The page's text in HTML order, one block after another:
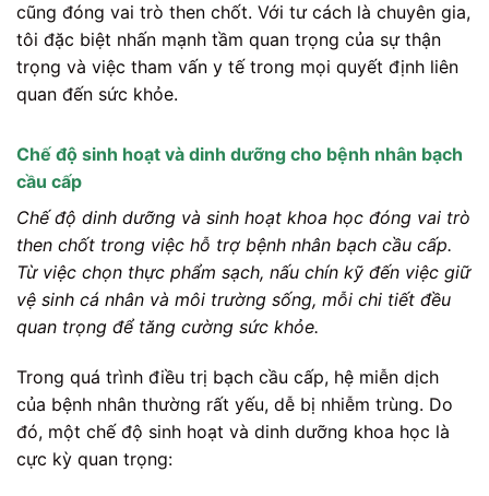
cũng đóng vai trò then chốt. Với tư cách là chuyên gia,
tôi đặc biệt nhấn mạnh tầm quan trọng của sự thận
trọng và việc tham vấn y tế trong mọi quyết định liên
quan đến sức khỏe.
Chế độ sinh hoạt và dinh dưỡng cho bệnh nhân bạch
cầu cấp
Chế độ dinh dưỡng và sinh hoạt khoa học đóng vai trò
then chốt trong việc hỗ trợ bệnh nhân bạch cầu cấp.
Từ việc chọn thực phẩm sạch, nấu chín kỹ đến việc giữ
vệ sinh cá nhân và môi trường sống, mỗi chi tiết đều
quan trọng để tăng cường sức khỏe.
Trong quá trình điều trị bạch cầu cấp, hệ miễn dịch
của bệnh nhân thường rất yếu, dễ bị nhiễm trùng. Do
đó, một chế độ sinh hoạt và dinh dưỡng khoa học là
cực kỳ quan trọng: